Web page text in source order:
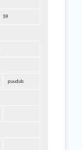
59
puudub